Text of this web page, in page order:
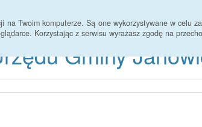
Twoim komputerze. Są one wykorzystywane w celu
Korzystając z serwisu wyrażasz zgodę na
Gminy